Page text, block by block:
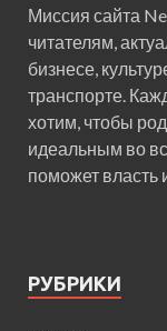
Миссия сайта
читателям,
бизнесе,
транспорте.
хотим, чтобы
идеальным во
поможет
РУБРИКИ